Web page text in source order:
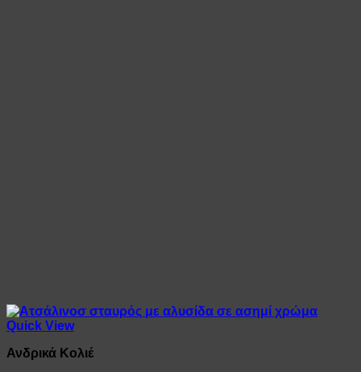
Quick View
Ανδρικά Κολιέ